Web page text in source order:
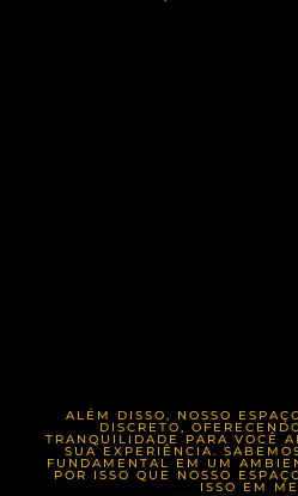
ALÉM DISSO, NOSSO
DISCRETO,
TRANQUILIDADE PARA VOCÊ
SUA EXPERIÊNCIA.
FUNDAMENTAL EM UM
POR ISSO QUE NOSSO
ISSO EM